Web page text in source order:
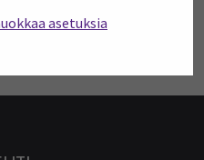
asetuksia